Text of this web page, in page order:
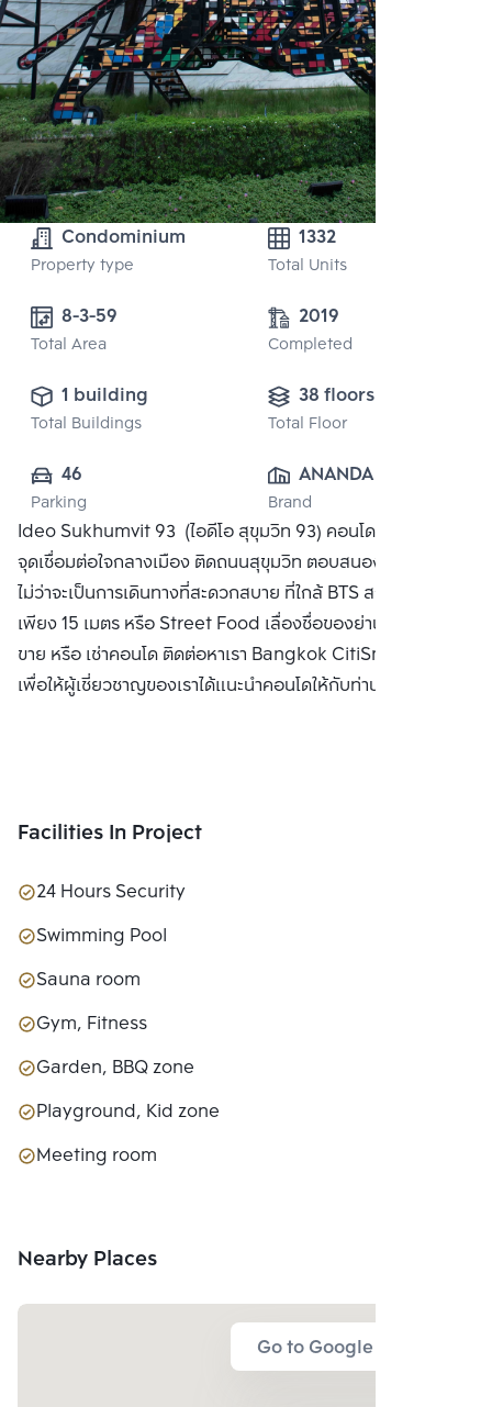
Condominium
Property type
1332
Total Units
8-3-59
Total Area
2019
Completed
1 building
Total Buildings
38 floors
Total Floor
46
Parking
ANANDA
DEVELOPMENT
PUBLIC CO.,
LTD.
Brand
Ideo Sukhumvit 93 (ไอดีโอ สุขุมวิท 93) คอนโดใหม่ บนทำเล
จุดเชื่อมต่อใจกลางเมือง ติดถนนสุขุมวิท ตอบสนองชีวิตทุกด้าน
ไม่ว่าจะเป็นการเดินทางที่สะดวกสบาย ที่ใกล้ BTS สถานีบางจาก
เพียง 15 เมตร หรือ Street Food เลื่องชื่อของย่านบางจาก ซื้อ
ขาย หรือ เช่าคอนโด ติดต่อหาเรา Bangkok CitiSmart ได้ทันที
เพื่อให้ผู้เชี่ยวชาญของเราได้แนะนำคอนโดให้กับท่าน
Facilities In Project
24 Hours Security
Swimming Pool
Sauna room
Gym, Fitness
Garden, BBQ zone
Playground, Kid zone
Meeting room
Nearby Places
Go to Google Map